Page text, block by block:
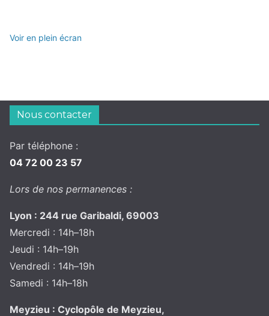
Voir en plein écran
Nous contacter
Par téléphone :
04 72 00 23 57
Lors de nos permanences :
Lyon : 244 rue Garibaldi, 69003
Mercredi : 14h–18h
Jeudi : 14h–19h
Vendredi : 14h–19h
Samedi : 14h–18h
Meyzieu : Cyclopôle de Meyzieu,